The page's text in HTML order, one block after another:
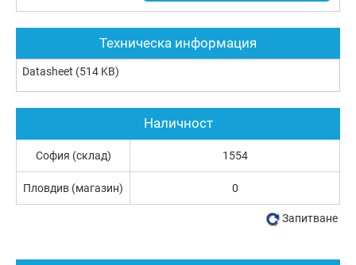
Техническа информация
Datasheet (514 KB)
Наличност
София (склад) 1554
Пловдив (магазин) 0
Запитване